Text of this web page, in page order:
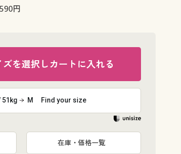
円
を選択しカートに入れる
51kg M Find your size
在庫・価格一覧